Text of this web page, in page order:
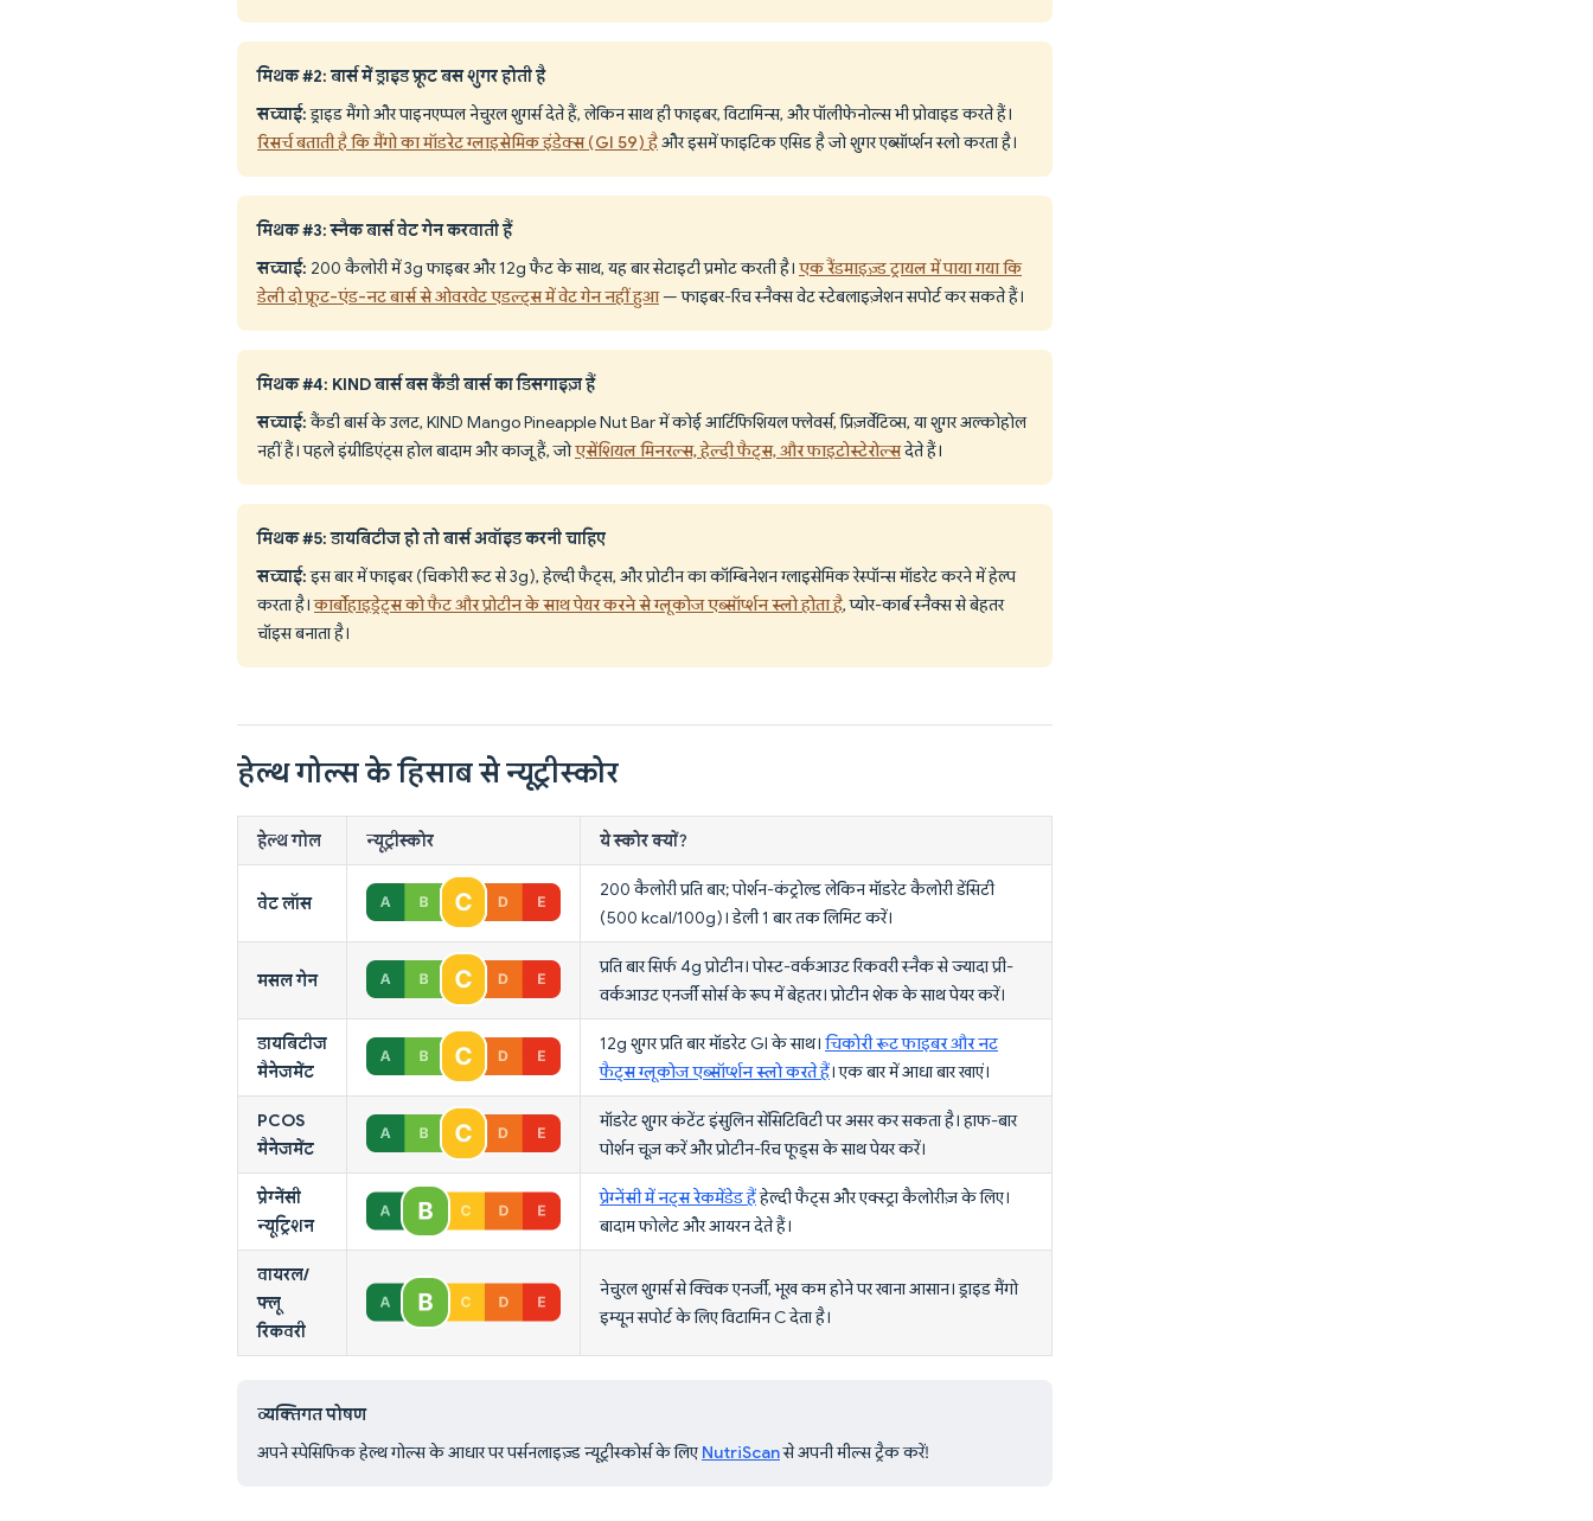
मिथक #2: बार्स में ड्राइड फ्रूट बस शुगर होती है
सच्चाई:ड्राइड मैंगो और पाइनएप्पल नेचुरल शुगर्स देते हैं, लेकिन साथ ही फाइबर, विटामिन्स, और पॉलीफेनोल्स भी प्रोवाइड करते हैं।
रिसर्च बताती है कि मैंगो का मॉडरेट ग्लाइसेमिक इंडेक्स (GI 59) हैऔर इसमें फाइटिक एसिड है जो शुगर एब्सॉर्प्शन स्लो करता है।
मिथक #3: स्नैक बार्स वेट गेन करवाती हैं
सच्चाई: 200 कैलोरी में 3g फाइबर और 12g फैट के साथ, यह बार सेटाइटी प्रमोट करती है। एक रैंडमाइज़्ड ट्रायल में पाया गया कि
डेली दो फ्रूट-एंड-नट बार्स से ओवरवेट एडल्ट्स में वेट गेन नहीं हुआ— फाइबर-रिच स्नैक्स वेट स्टेबलाइज़ेशन सपोर्ट कर सकते हैं।
मिथक #4: KIND बार्स बस कैंडी बार्स का डिसगाइज़ हैं
सच्चाई:कैंडी बार्स के उलट, KIND Mango Pineapple Nut Bar में कोई आर्टिफिशियल फ्लेवर्स, प्रिज़र्वेटिव्स, या शुगर अल्कोहोल
नहीं हैं। पहले इंग्रीडिएंट्स होल बादाम और काजू हैं, जोएसेंशियल मिनरल्स, हेल्दी फैट्स, और फाइटोस्टेरोल्सदेते हैं।
मिथक #5: डायबिटीज हो तो बार्स अवॉइड करनी चाहिए
सच्चाई:इस बार में फाइबर (चिकोरी रूट से 3g), हेल्दी फैट्स, और प्रोटीन का कॉम्बिनेशन ग्लाइसेमिक रेस्पॉन्स मॉडरेट करने में हेल्प
करता है।कार्बोहाइड्रेट्स को फैट और प्रोटीन के साथ पेयर करने से ग्लूकोज एब्सॉर्प्शन स्लो होता है, प्योर-कार्ब स्नैक्स से बेहतर
चॉइस बनाता है।
हेल्थ गोल्स के हिसाब से न्यूट्रीस्कोर
हेल्थ गोल न्यूट्रीस्कोर ये स्कोर क्यों?
वेट लॉस
200 कैलोरी प्रति बार; पोर्शन-कंट्रोल्ड लेकिन मॉडरेट कैलोरी डेंसिटी
(500 kcal/100g)। डेली 1 बार तक लिमिट करें।
मसल गेन
प्रति बार सिर्फ 4g प्रोटीन। पोस्ट-वर्कआउट रिकवरी स्नैक से ज्यादा प्री-
वर्कआउट एनर्जी सोर्स के रूप में बेहतर। प्रोटीन शेक के साथ पेयर करें।
डायबिटीज
मैनेजमेंट
12g शुगर प्रति बार मॉडरेट GI के साथ। चिकोरी रूट फाइबर और नट
फैट्स ग्लूकोज एब्सॉर्प्शन स्लो करते हैं। एक बार में आधा बार खाएं।
PCOS
मैनेजमेंट
मॉडरेट शुगर कंटेंट इंसुलिन सेंसिटिविटी पर असर कर सकता है। हाफ-बार
पोर्शन चूज़ करें और प्रोटीन-रिच फूड्स के साथ पेयर करें।
प्रेग्नेंसी
न्यूट्रिशन
प्रेग्नेंसी में नट्स रेकमेंडेड हैंहेल्दी फैट्स और एक्स्ट्रा कैलोरीज़ के लिए।
बादाम फोलेट और आयरन देते हैं।
वायरल/
फ्लू
रिकवरी
नेचुरल शुगर्स से क्विक एनर्जी, भूख कम होने पर खाना आसान। ड्राइड मैंगो
इम्यून सपोर्ट के लिए विटामिन C देता है।
व्यक्तिगत पोषण
अपने स्पेसिफिक हेल्थ गोल्स के आधार पर पर्सनलाइज़्ड न्यूट्रीस्कोर्स के लिए NutriScanसे अपनी मील्स ट्रैक करें!